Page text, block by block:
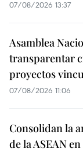
07/08/2026 13:37
Asamblea
transparentar
proyectos
07/08/2026 11:06
Consolidan la
de la ASEAN